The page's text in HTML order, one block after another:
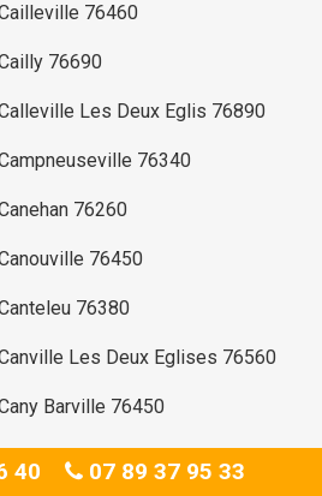
40 07 89 37 95 33
76460
76690
Les Deux Eglis 76890
76340
76260
76450
76380
Les Deux Eglises 76560
Barville 76450
La Folletiere 76190